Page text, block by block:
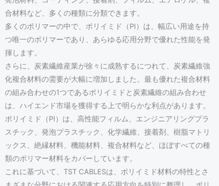
合材料など、多くの種類に分類できます。
多くのポリマーの中で、ポリイミド（PI）は、幅広い用途を持
つ唯一のポリマーであり、あらゆる応用分野で優れた性能を発
揮します。
さらに、炭素繊維産業が徐々に成熟するにつれて、炭素繊維強
化複合材料の需要が大幅に増加しました。最も優れた複合材料
の組み合わせの1つであるポリイミドと炭素繊維の組み合わせ
は、ハイエンド市場を獲得する上で明らかな利点があります。
ポリイミド（PI）は、高性能フィルム、エンジニアリングプラ
スチック、発泡プラスチック、化学繊維、接着剤、樹脂マトリ
ックス、絶縁材料、機能材料、複合材料など、ほぼすべての種
類のポリマー材料をカバーしています。
これに基づいて、TST CABLESは、ポリイミド材料の特性とさ